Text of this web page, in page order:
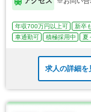
年収700万円以上可 新卒
車通勤可
積極採用中 夏
求人の詳細を